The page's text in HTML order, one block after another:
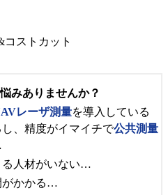
ストカット
みありませんか？
レーザ測量を導入している
、精度がイマイチで公共測量
る人材がいない…
がかかる…